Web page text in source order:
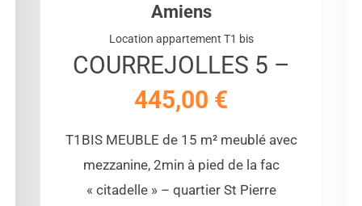
Amiens
Location appartement T1 bis
COURREJOLLES 5 –
445,00 €
T1BIS MEUBLE de 15 m² meublé avec
mezzanine, 2min à pied de la fac
« citadelle » – quartier St Pierre